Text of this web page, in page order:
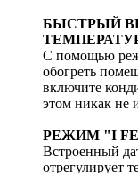
БЫСТРЫЙ
С помощью
обогреть
включите
этом никак не
РЕЖИМ "I
Встроенный
отрегулирует